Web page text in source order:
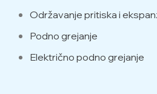
Održavanje pritiska i
Podno grejanje
Električno podno grejanje